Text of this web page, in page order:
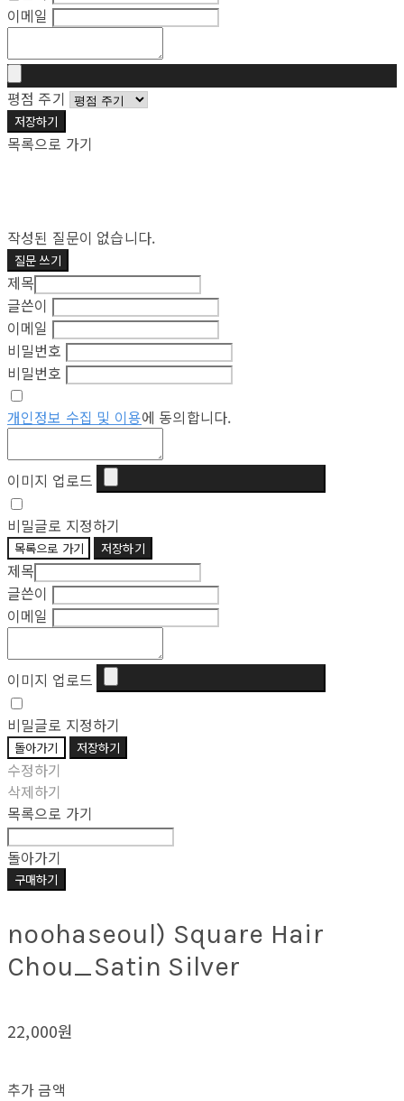
이메일
평점 주기
저장하기
목록으로 가기
작성된 질문이 없습니다.
질문 쓰기
제목
글쓴이
이메일
비밀번호
비밀번호
개인정보 수집 및 이용에 동의합니다.
이미지 업로드
비밀글로 지정하기
목록으로 가기 저장하기
제목
글쓴이
이메일
이미지 업로드
비밀글로 지정하기
돌아가기 저장하기
수정하기
삭제하기
목록으로 가기
돌아가기
구매하기
noohaseoul) Square Hair
Chou_Satin Silver
22,000원
추가 금액